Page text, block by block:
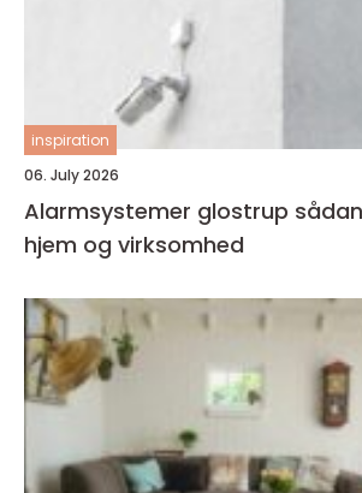
inspiration
06. July 2026
Alarmsystemer glostrup sådan sikrer du
hjem og virksomhed